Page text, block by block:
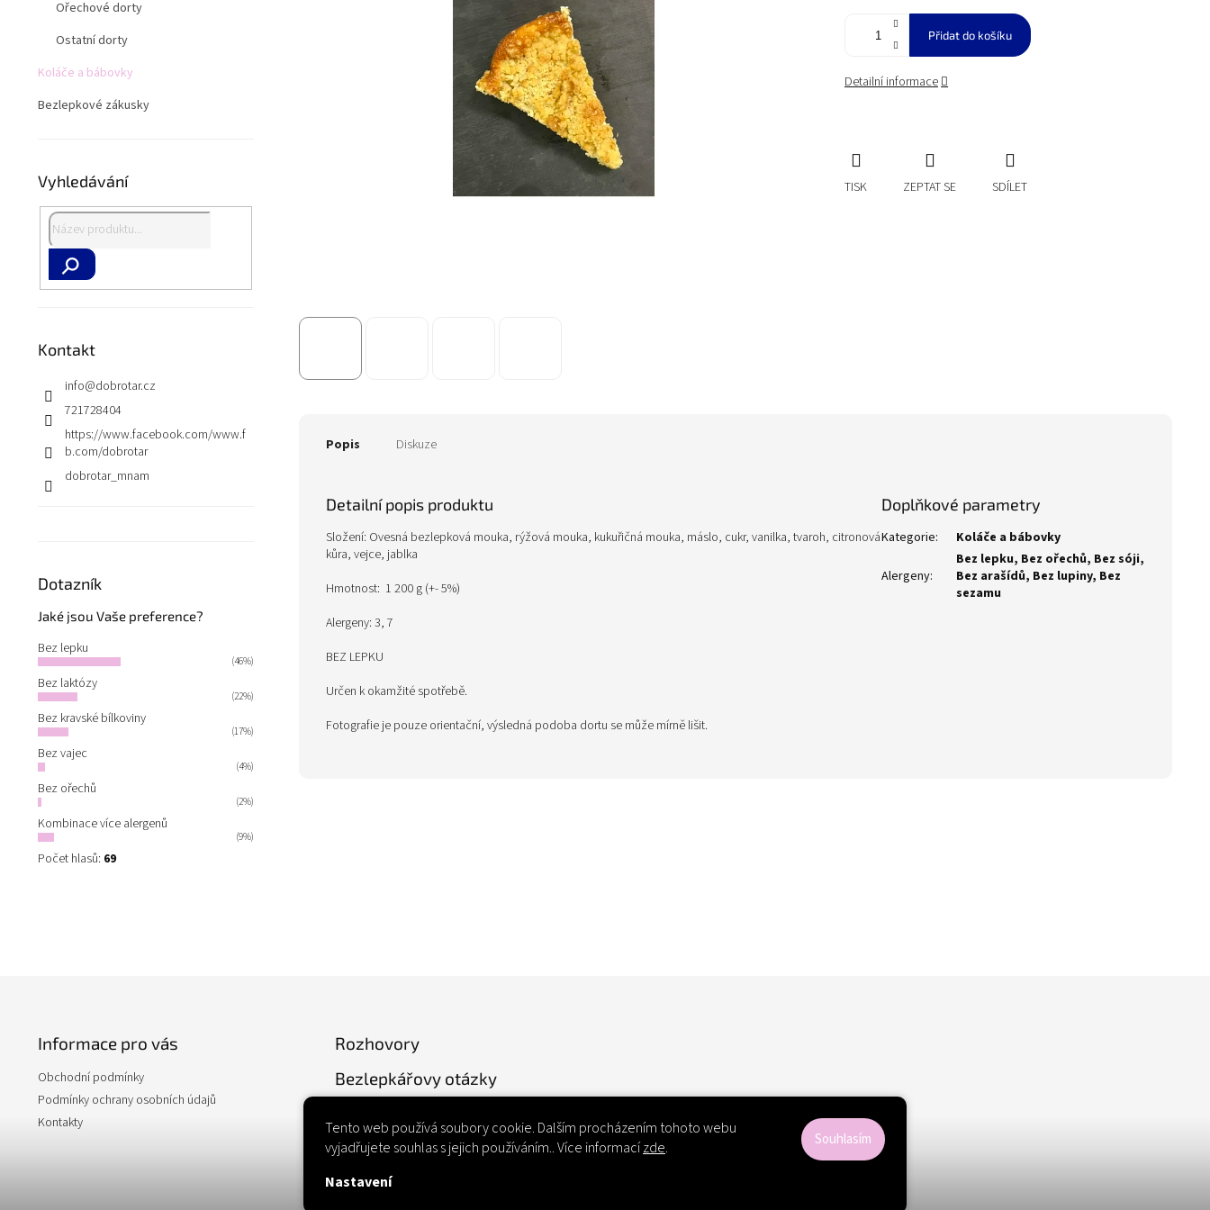
Tento web používá soubory cookie. Dalším procházením tohoto webu
vyjadřujete souhlas s jejich používáním.. Více informacízde.
Nastavení
Souhlasím
Ořechové dorty
Ostatní dorty
Koláče a bábovky
Bezlepkové zákusky
Vyhledávání
Hledat
Kontakt
info@dobrotar.cz
721728404
https://www.facebook.com/www.f
b.com/dobrotar
dobrotar_mnam
Dotazník
Jaké jsou Vaše preference?
Bez lepku
(46%)
Bez laktózy
(22%)
Bez kravské bílkoviny
(17%)
Bez vajec
(4%)
Bez ořechů
(2%)
Kombinace více alergenů
(9%)
Počet hlasů: 69
Přidat do košíku
Detailní informace
TISK ZEPTAT SE SDÍLET
Popis Diskuze
Detailní popis produktu
Složení: Ovesná bezlepková mouka, rýžová mouka, kukuřičná mouka, máslo, cukr, vanilka, tvaroh, citronová
kůra, vejce, jablka
Hmotnost: 1 200 g (+- 5%)
Alergeny: 3, 7
BEZ LEPKU
Určen k okamžité spotřebě.
Fotografie je pouze orientační, výsledná podoba dortu se může mírně lišit.
Doplňkové parametry
Kategorie: Koláče a bábovky
Alergeny:
Bez lepku, Bez ořechů, Bez sóji,
Bez arašídů, Bez lupiny, Bez
sezamu
Informace pro vás
Obchodní podmínky
Podmínky ochrany osobních údajů
Kontakty
Rozhovory
Bezlepkářovy otázky